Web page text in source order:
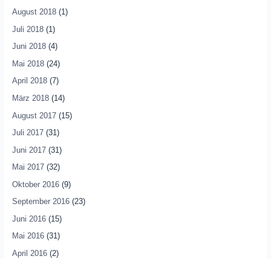
August 2018(1)
Juli 2018(1)
Juni 2018(4)
Mai 2018(24)
April 2018(7)
März 2018(14)
August 2017(15)
Juli 2017(31)
Juni 2017(31)
Mai 2017(32)
Oktober 2016(9)
September 2016(23)
Juni 2016(15)
Mai 2016(31)
April 2016(2)